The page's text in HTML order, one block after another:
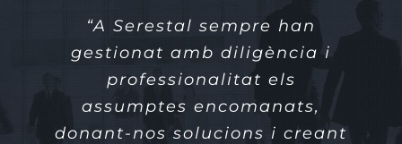
“A Serestal sempre han
gestionat amb diligència i
professionalitat els
assumptes encomanats,
donant-nos solucions i creant